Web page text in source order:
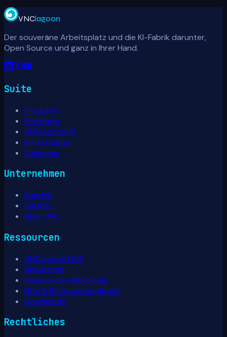
VNClagoon
Der souveräne Arbeitsplatz und die KI-Fabrik darunter,
Open Source und ganz in Ihrer Hand.
Suite
Produkte
Plattform
VNClagoon AI
Infrastruktur
Lösungen
Unternehmen
Kunden
Partner
Über VNC
Ressourcen
VNClagoon LIVE
Newsroom
Ressourcen-Bibliothek
Hilfe & Benutzerhandbuch
Downloads
Rechtliches